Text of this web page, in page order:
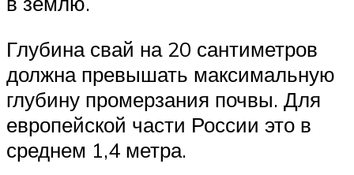
Глубина свай на 20 сантиметров
должна превышать максимальную
глубину промерзания почвы. Для
европейской части России это в
среднем 1,4 метра.